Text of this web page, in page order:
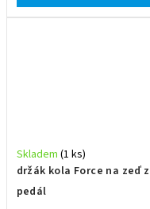
držák kola Force na zeď
pedál
Skladem (1 ks)